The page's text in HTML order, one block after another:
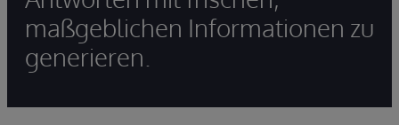
maßgeblichen Informationen zu
generieren.